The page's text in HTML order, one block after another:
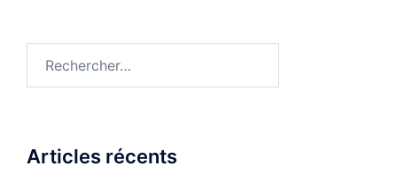
Articles récents